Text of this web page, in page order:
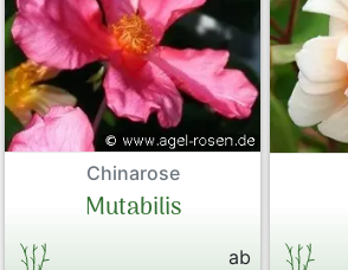
Chinarose
Mutabilis
ab